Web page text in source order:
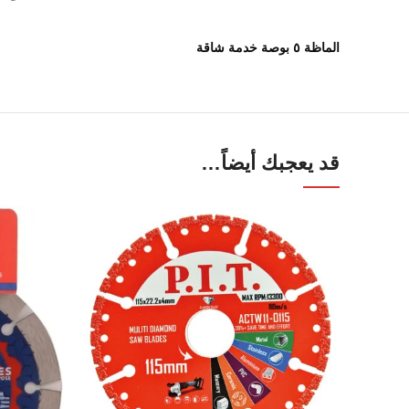
الماظة ٥ بوصة خدمة شاقة
قد يعجبك أيضاً…